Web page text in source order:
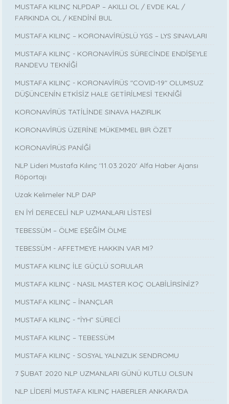
MUSTAFA KILINÇ NLPDAP – AKILLI OL / EVDE KAL /
FARKINDA OL / KENDİNİ BUL
MUSTAFA KILINÇ – KORONAVİRÜSLÜ YGS – LYS SINAVLARI
MUSTAFA KILINÇ - KORONAVİRÜS SÜRECİNDE ENDİŞEYLE
RANDEVU TEKNİĞİ
MUSTAFA KILINÇ - KORONAVİRÜS "COVID-19" OLUMSUZ
DÜŞÜNCENİN ETKİSİZ HALE GETİRİLMESİ TEKNİĞİ
KORONAVİRÜS TATİLİNDE SINAVA HAZIRLIK
KORONAVİRÜS ÜZERİNE MÜKEMMEL BIR ÖZET
KORONAVİRÜS PANİĞİ
NLP Lideri Mustafa Kılınç '11.03.2020' Alfa Haber Ajansı
Röportajı
Uzak Kelimeler NLP DAP
EN İYİ DERECELİ NLP UZMANLARI LİSTESİ
TEBESSÜM – ÖLME EŞEĞİM ÖLME
TEBESSÜM - AFFETMEYE HAKKIN VAR MI?
MUSTAFA KILINÇ İLE GÜÇLÜ SORULAR
MUSTAFA KILINÇ - NASIL MASTER KOÇ OLABİLİRSİNİZ?
MUSTAFA KILINÇ – İNANÇLAR
MUSTAFA KILINÇ - “İYH” SÜRECİ
MUSTAFA KILINÇ – TEBESSÜM
MUSTAFA KILINÇ - SOSYAL YALNIZLIK SENDROMU
7 ŞUBAT 2020 NLP UZMANLARI GÜNÜ KUTLU OLSUN
NLP LİDERİ MUSTAFA KILINÇ HABERLER ANKARA’DA